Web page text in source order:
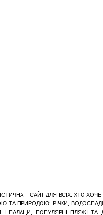
– САЙТ ДЛЯ ВСІХ, ХТО
ТА ПРИРОДОЮ: РІЧКИ,
І ПАЛАЦИ, ПОПУЛЯРНІ ПЛЯЖІ